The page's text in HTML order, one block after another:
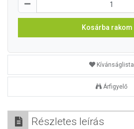
Kosárba rakom
Kívánságlista
Árfigyelő
Részletes leírás